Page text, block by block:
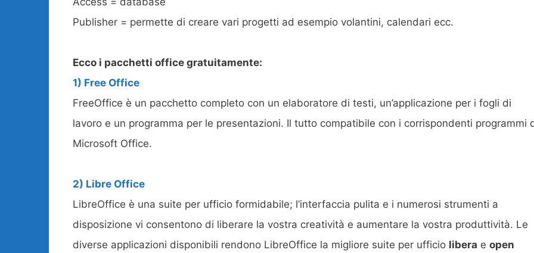
Publisher = permette di creare vari progetti ad esempio volantini, calendari ecc.
Ecco i pacchetti office gratuitamente:
1) Free Office
FreeOffice è un pacchetto completo con un elaboratore di testi, un’applicazione per i fogli di
lavoro e un programma per le presentazioni. Il tutto compatibile con i corrispondenti programmi
Microsoft Office.
2) Libre Office
LibreOffice è una suite per ufficio formidabile; l’interfaccia pulita e i numerosi strumenti a
disposizione vi consentono di liberare la vostra creatività e aumentare la vostra produttività. Le
diverse applicazioni disponibili rendono LibreOffice la migliore suite per ufficio libera e open